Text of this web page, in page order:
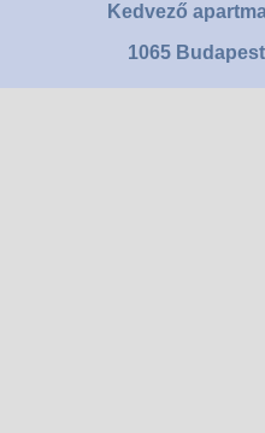
Kedvező
1065